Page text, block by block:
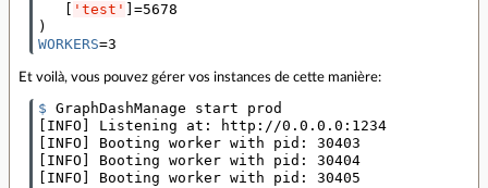
'test' ]=
)
WORKERS=3
Et voilà, vous pouvez gérer vos instances de cette manière:
$
INFO
INFO
INFO
INFO Booting worker with pid: 30405